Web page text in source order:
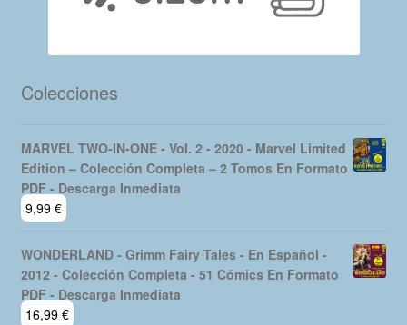
Colecciones
MARVEL TWO-IN-ONE - Vol. 2 - 2020 - Marvel Limited
Edition – Colección Completa – 2 Tomos En Formato
PDF - Descarga Inmediata
9,99 €
WONDERLAND - Grimm Fairy Tales - En Español -
2012 - Colección Completa - 51 Cómics En Formato
PDF - Descarga Inmediata
16,99 €